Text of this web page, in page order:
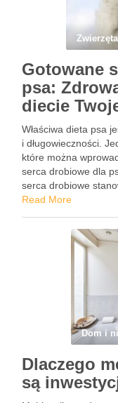
Zwierzęta
Gotowane
psa:
diecie
Właściwa dieta psa
i długowieczności.
które można
serca drobiowe dla
serca drobiowe
menu psa. W tym
Read More
Dom i
Dlaczego
są